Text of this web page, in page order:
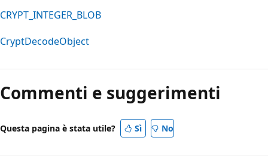
CRYPT_INTEGER_BLOB
CryptDecodeObject
di
lettura
Commenti e suggerimenti
Questa pagina è stata utile? Sì No